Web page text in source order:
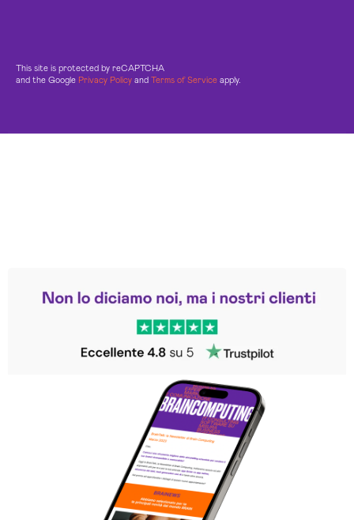
This site is protected by reCAPTCHA
and the Google Privacy Policy and Terms of Service apply.
Trustpilot